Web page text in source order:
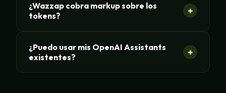
¿Wazzap cobra markup sobre los
tokens?
+
¿Puedo usar mis OpenAI Assistants
existentes?
+